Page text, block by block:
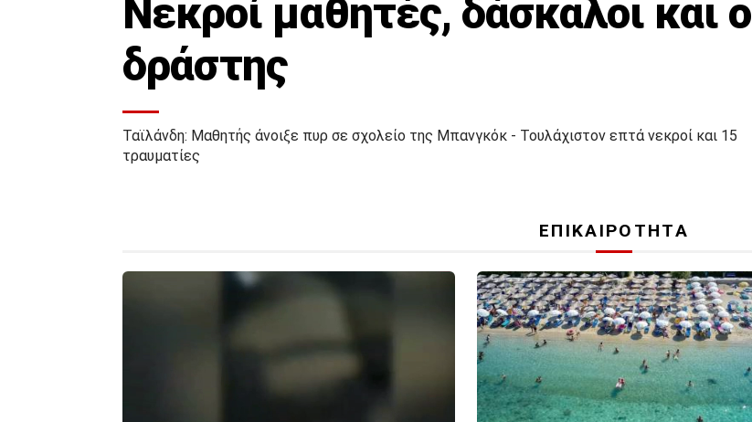
Νεκροί μαθητές, δάσκαλοι και ο
δράστης
Ταϊλάνδη: Μαθητής άνοιξε πυρ σε σχολείο της Μπανγκόκ - Τουλάχιστον επτά νεκροί και 15
τραυματίες
ΕΠΙΚΑΙΡΟΤΗΤΑ